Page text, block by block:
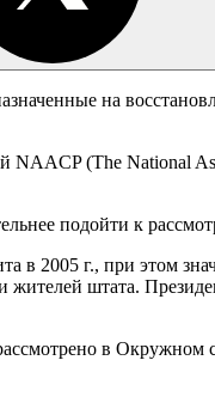
на
NAACP (The National
подойти к
2005 г., при этом
жителей штата.
в